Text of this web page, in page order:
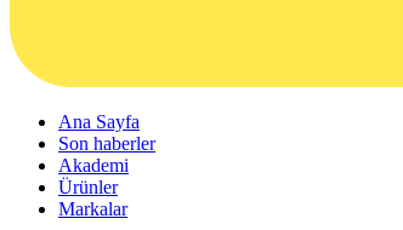
Ana Sayfa
Son haberler
Akademi
Ürünler
Markalar